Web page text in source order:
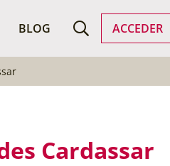
BLOG ACCEDER
Cardassar